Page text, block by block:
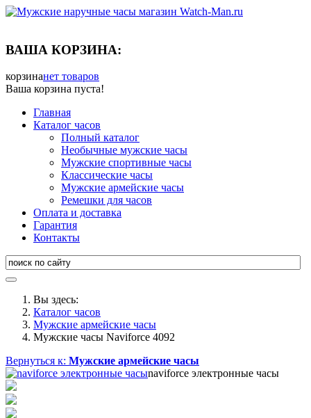
ВАША КОРЗИНА:
корзинанет товаров
Ваша корзина пуста!
Главная
Каталог часов
Полный каталог
Необычные мужские часы
Мужские спортивные часы
Классические часы
Мужские армейские часы
Ремешки для часов
Оплата и доставка
Гарантия
Контакты
Вы здесь:
Каталог часов
Мужские армейские часы
Мужские часы Naviforce 4092
Вернуться к: Мужские армейские часы
naviforce электронные часы